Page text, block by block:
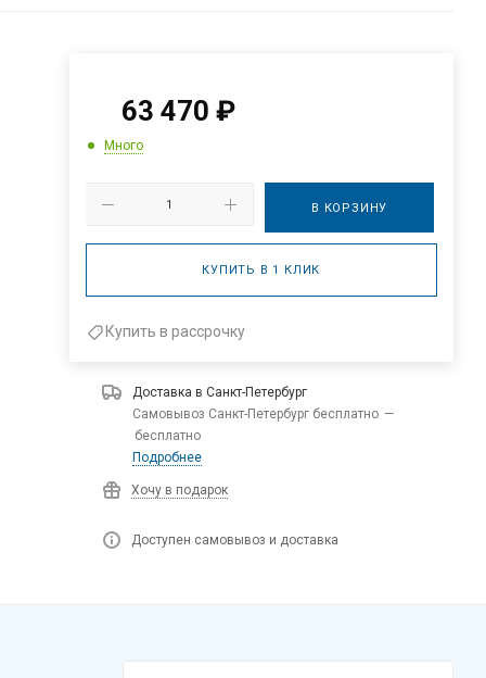
63 470 ₽
Много
В КОРЗИНУ
КУПИТЬ В 1 КЛИК
Купить в рассрочку
Доставка в Санкт-Петербург
Самовывоз Санкт-Петербург бесплатно —
бесплатно
Подробнее
Хочу в подарок
Доступен самовывоз и доставка